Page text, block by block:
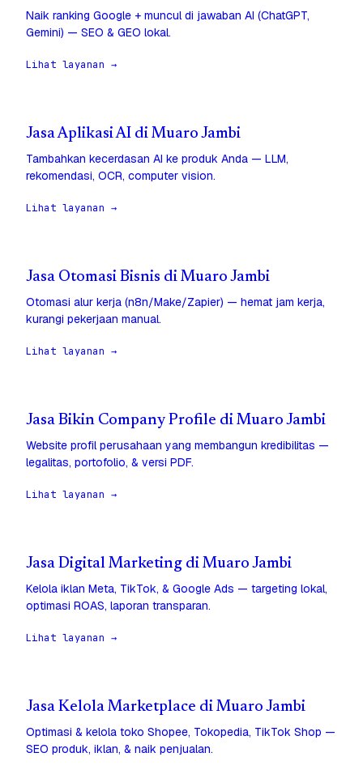
Naik ranking Google + muncul di jawaban AI (ChatGPT,
Gemini) — SEO & GEO lokal.
Lihat layanan →
Jasa Aplikasi AI di Muaro Jambi
Tambahkan kecerdasan AI ke produk Anda — LLM,
rekomendasi, OCR, computer vision.
Lihat layanan →
Jasa Otomasi Bisnis di Muaro Jambi
Otomasi alur kerja (n8n/Make/Zapier) — hemat jam kerja,
kurangi pekerjaan manual.
Lihat layanan →
Jasa Bikin Company Profile di Muaro Jambi
Website profil perusahaan yang membangun kredibilitas —
legalitas, portofolio, & versi PDF.
Lihat layanan →
Jasa Digital Marketing di Muaro Jambi
Kelola iklan Meta, TikTok, & Google Ads — targeting lokal,
optimasi ROAS, laporan transparan.
Lihat layanan →
Jasa Kelola Marketplace di Muaro Jambi
Optimasi & kelola toko Shopee, Tokopedia, TikTok Shop —
SEO produk, iklan, & naik penjualan.